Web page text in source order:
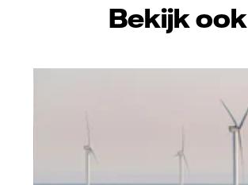
Bekijk ook